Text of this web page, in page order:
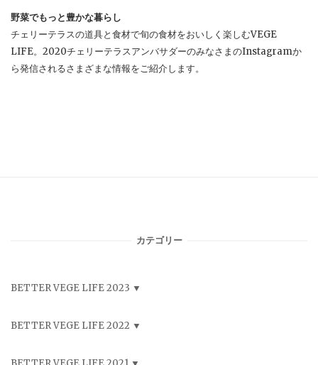
野菜でもっと豊かな暮らし
チェリーテラスの道具と食材で旬の食材をおいしく楽しむVEGE
LIFE。2020チェリーテラスアンバサダーのみなさまのInstagramか
ら発信されるさまざまな情報をご紹介します。
カテゴリー
BETTER VEGE LIFE 2023
BETTER VEGE LIFE 2022